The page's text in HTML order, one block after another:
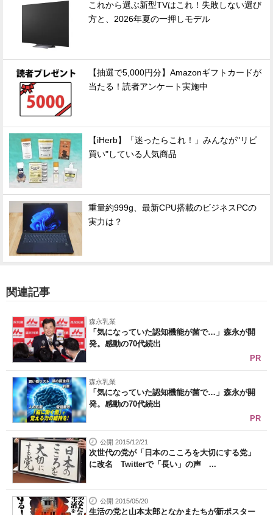
これから選ぶ新型TVはこれ！失敗しない選び
方と、2026年夏の一押しモデル
【抽選で5,000円分】Amazonギフトカードが
当たる！読者アンケート実施中
【iHerb】「迷ったらこれ！」みんなが"リピ
買い"している人気商品
重量約999g、最新CPU搭載のビジネスPCの
実力は？
関連記事
森永乳業
「気になっていた認知機能が菌で…」森永が開
発。感動の70代続出
PR
森永乳業
「気になっていた認知機能が菌で…」森永が開
発。感動の70代続出
PR
公開 2015/12/21
次世代の党が「日本のこころを大切にする党」
に改名 Twitterで「長い」の声 ...
公開 2015/05/20
生活の党と山本太郎となかまたちが新ポスター